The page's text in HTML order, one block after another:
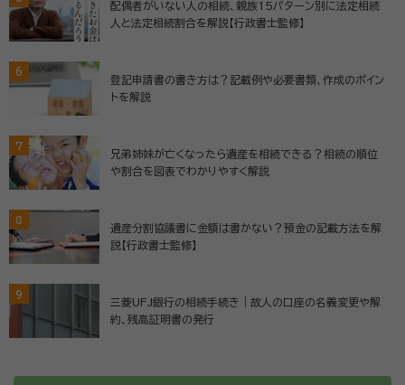
配偶者がいない人の相続、親族15パターン別に法定相続
人と法定相続割合を解説【行政書士監修】
6
登記申請書の書き方は？記載例や必要書類、作成のポイン
トを解説
7
兄弟姉妹が亡くなったら遺産を相続できる？相続の順位
や割合を図表でわかりやすく解説
8
遺産分割協議書に金額は書かない？預金の記載方法を解
説【行政書士監修】
9
三菱UFJ銀行の相続手続き｜故人の口座の名義変更や解
約、残高証明書の発行